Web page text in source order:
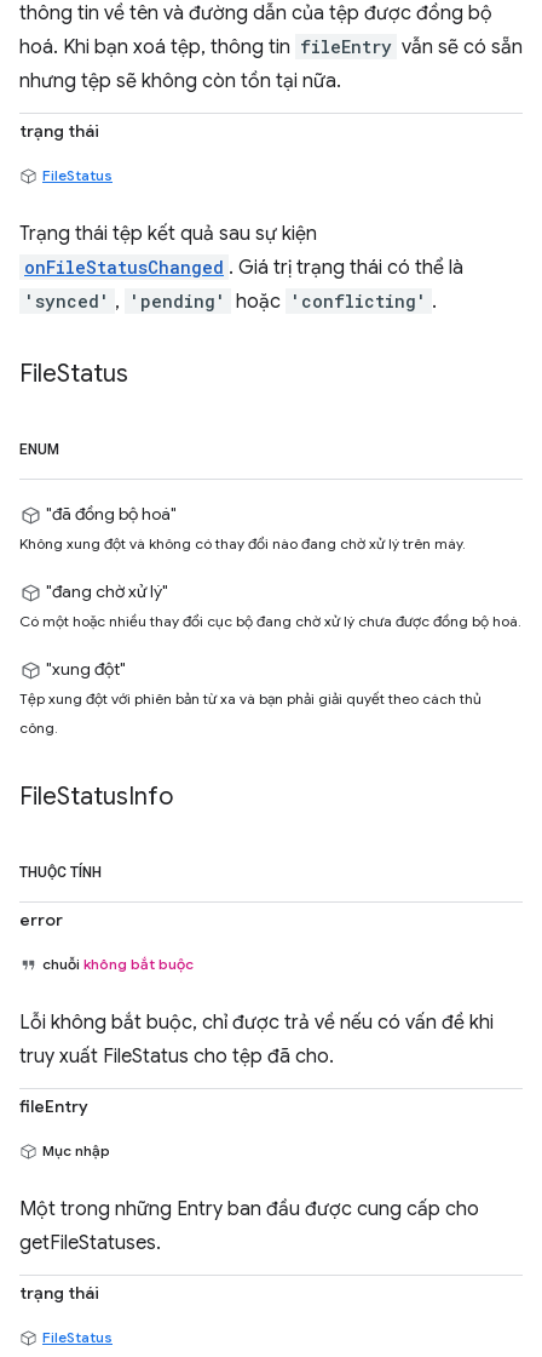
thông tin về tên và đường dẫn của tệp được đồng bộ
hoá. Khi bạn xoá tệp, thông tin fileEntry vẫn sẽ có sẵn
nhưng tệp sẽ không còn tồn tại nữa.
trạng thái
FileStatus
Trạng thái tệp kết quả sau sự kiện
onFileStatusChanged . Giá trị trạng thái có thể là
'synced' , 'pending' hoặc 'conflicting' .
FileStatus
ENUM
"đã đồng bộ hoá"
Không xung đột và không có thay đổi nào đang chờ xử lý trên máy.
"đang chờ xử lý"
Có một hoặc nhiều thay đổi cục bộ đang chờ xử lý chưa được đồng bộ hoá.
"xung đột"
Tệp xung đột với phiên bản từ xa và bạn phải giải quyết theo cách thủ
công.
FileStatusInfo
THUỘC TÍNH
error
chuỗi không bắt buộc
Lỗi không bắt buộc, chỉ được trả về nếu có vấn đề khi
truy xuất FileStatus cho tệp đã cho.
fileEntry
Mục nhập
Một trong những Entry ban đầu được cung cấp cho
getFileStatuses.
trạng thái
FileStatus